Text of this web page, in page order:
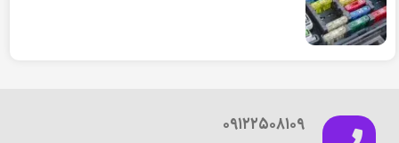
۰۹۱۲۲۵۰۸۱۰۹